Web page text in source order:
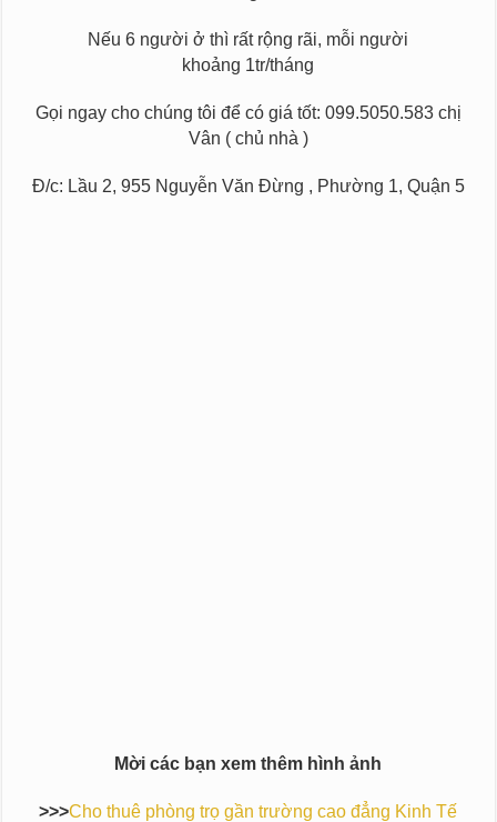
Nếu 6 người ở thì rất rộng rãi, mỗi người
khoảng 1tr/tháng
Gọi ngay cho chúng tôi để có giá tốt: 099.5050.583 chị
Vân ( chủ nhà )
Đ/c: Lầu 2, 955 Nguyễn Văn Đừng , Phường 1, Quận 5
Mời các bạn xem thêm hình ảnh
>>>Cho thuê phòng trọ gần trường cao đẳng Kinh Tế